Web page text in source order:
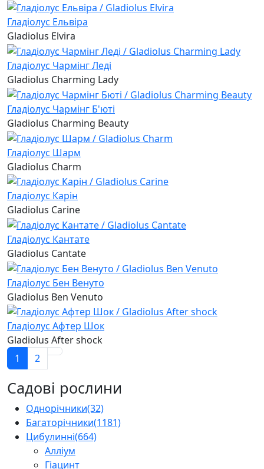
Гладіолус Ельвіра
Gladiolus Elvira
Гладіолус Чармінг Леді
Gladiolus Charming Lady
Гладіолус Чармінг Б'юті
Gladiolus Charming Beauty
Гладіолус Шарм
Gladiolus Charm
Гладіолус Карін
Gladiolus Carine
Гладіолус Кантате
Gladiolus Cantate
Гладіолус Бен Венуто
Gladiolus Ben Venuto
Гладіолус Афтер Шок
Gladiolus After shock
1
2
Садові рослини
Однорічники(32)
Багаторічники(1181)
Цибулинні(664)
Алліум
Гіацинт